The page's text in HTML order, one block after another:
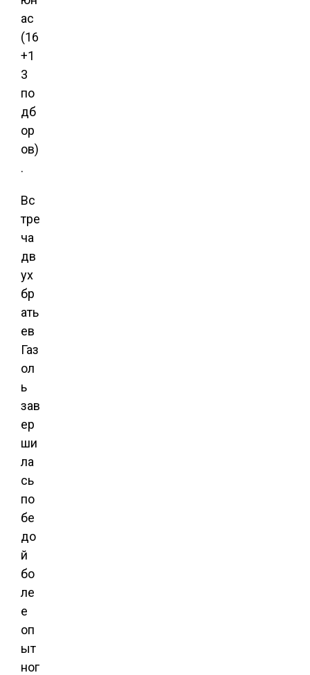
ас
(16
+1
3
по
дб
ор
ов)
.
Вс
тре
ча
дв
ух
бр
ать
ев
Газ
ол
ь
зав
ер
ши
ла
сь
по
бе
до
й
бо
ле
е
оп
ыт
ног